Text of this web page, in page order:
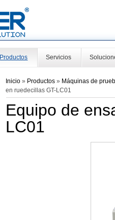
Productos Servicios
Inicio » Productos» Máquinas de
en ruedecillas GT-LC01
Equipo de
LC01